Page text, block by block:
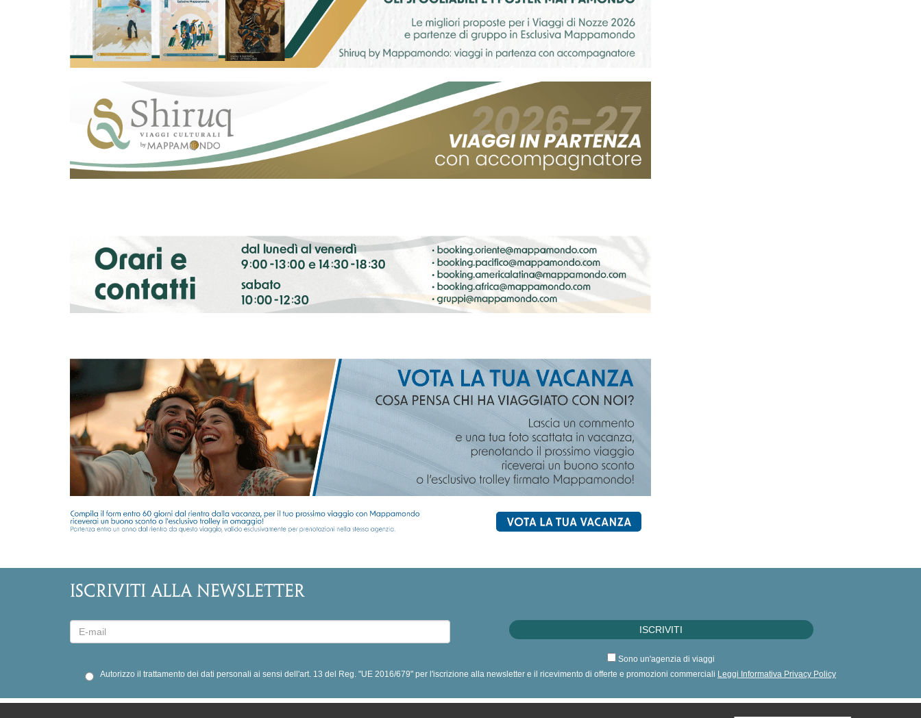
ISCRIVITI ALLA NEWSLETTER
Sono un'agenzia di viaggi
Autorizzo il trattamento dei dati personali ai sensi dell'art. 13 del Reg. "UE 2016/679" per l'iscrizione alla newsletter e il ricevimento di offerte e promozioni commerciali Leggi Informativa Privacy Policy